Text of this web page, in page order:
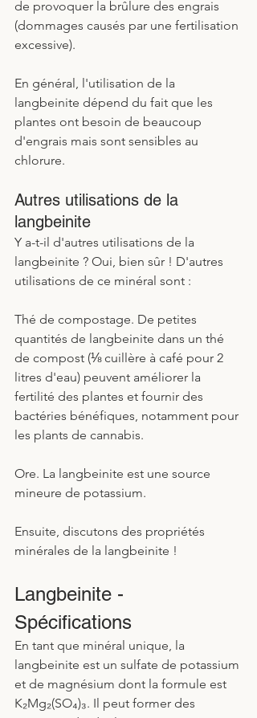
de provoquer la brûlure des engrais
(dommages causés par une fertilisation
excessive).
En général, l'utilisation de la
langbeinite dépend du fait que les
plantes ont besoin de beaucoup
d'engrais mais sont sensibles au
chlorure.
Autres utilisations de la
langbeinite
Y a-t-il d'autres utilisations de la
langbeinite ? Oui, bien sûr ! D'autres
utilisations de ce minéral sont :
Thé de compostage. De petites
quantités de langbeinite dans un thé
de compost (⅛ cuillère à café pour 2
litres d'eau) peuvent améliorer la
fertilité des plantes et fournir des
bactéries bénéfiques, notamment pour
les plants de cannabis.
Ore. La langbeinite est une source
mineure de potassium.
Ensuite, discutons des propriétés
minérales de la langbeinite !
Langbeinite -
Spécifications
En tant que minéral unique, la
langbeinite est un sulfate de potassium
et de magnésium dont la formule est
K₂Mg₂(SO₄)₃. Il peut former des